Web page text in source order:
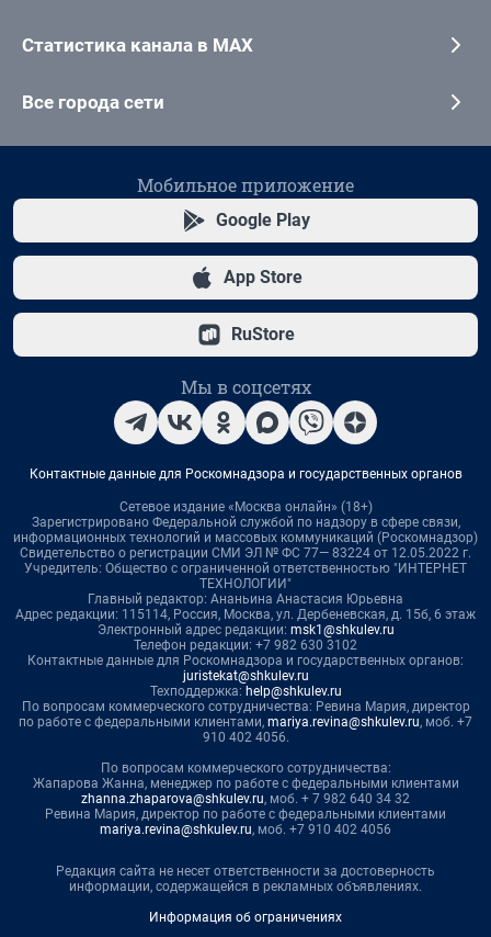
Статистика канала в MAX
Все города сети
Мобильное приложение
Google Play
App Store
RuStore
Мы в соцсетях
Контактные данные для Роскомнадзора и государственных органов
Сетевое издание «Москва онлайн» (18+)
Зарегистрировано Федеральной службой по надзору в сфере связи,
информационных технологий и массовых коммуникаций (Роскомнадзор)
Свидетельство о регистрации СМИ ЭЛ № ФС 77— 83224 от 12.05.2022 г.
Учредитель: Общество с ограниченной ответственностью "ИНТЕРНЕТ
ТЕХНОЛОГИИ"
Главный редактор: Ананьина Анастасия Юрьевна
Адрес редакции: 115114, Россия, Москва, ул. Дербеневская, д. 15б, 6 этаж
Электронный адрес редакции: msk1@shkulev.ru
Телефон редакции: +7 982 630 3102
Контактные данные для Роскомнадзора и государственных органов:
juristekat@shkulev.ru
Техподдержка: help@shkulev.ru
По вопросам коммерческого сотрудничества: Ревина Мария, директор
по работе с федеральными клиентами, mariya.revina@shkulev.ru, моб. +7
910 402 4056.
По вопросам коммерческого сотрудничества:
Жапарова Жанна, менеджер по работе с федеральными клиентами
zhanna.zhaparova@shkulev.ru, моб. + 7 982 640 34 32
Ревина Мария, директор по работе с федеральными клиентами
mariya.revina@shkulev.ru, моб. +7 910 402 4056
Редакция сайта не несет ответственности за достоверность
информации, содержащейся в рекламных объявлениях.
Информация об ограничениях